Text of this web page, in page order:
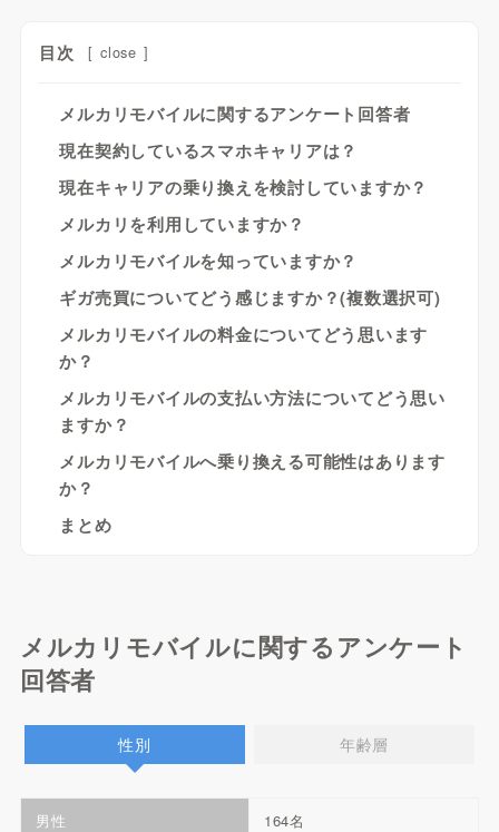
目次 [ close ]
メルカリモバイルに関するアンケート回答者
現在契約しているスマホキャリアは？
現在キャリアの乗り換えを検討していますか？
メルカリを利用していますか？
メルカリモバイルを知っていますか？
ギガ売買についてどう感じますか？(複数選択可)
メルカリモバイルの料金についてどう思います
か？
メルカリモバイルの支払い方法についてどう思い
ますか？
メルカリモバイルへ乗り換える可能性はあります
か？
まとめ
メルカリモバイルに関するアンケート
回答者
性別 年齢層
男性 164名